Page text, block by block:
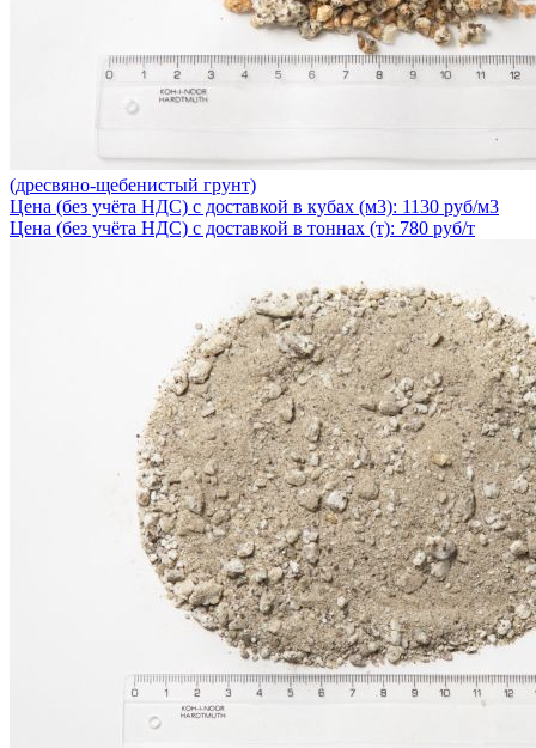
(дресвяно-щебенистый грунт)
Цена (без учёта НДС) с доставкой в кубах (м3): 1130 руб/м3
Цена (без учёта НДС) с доставкой в тоннах (т): 780 руб/т